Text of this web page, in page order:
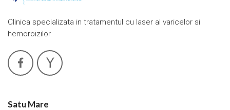
Clinica specializata in tratamentul cu laser al varicelor si
hemoroizilor
Satu Mare